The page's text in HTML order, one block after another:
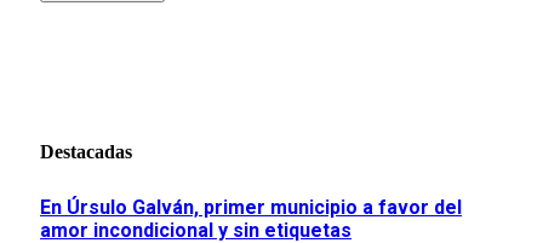
Destacadas
En Úrsulo Galván, primer municipio a favor del
amor incondicional y sin etiquetas